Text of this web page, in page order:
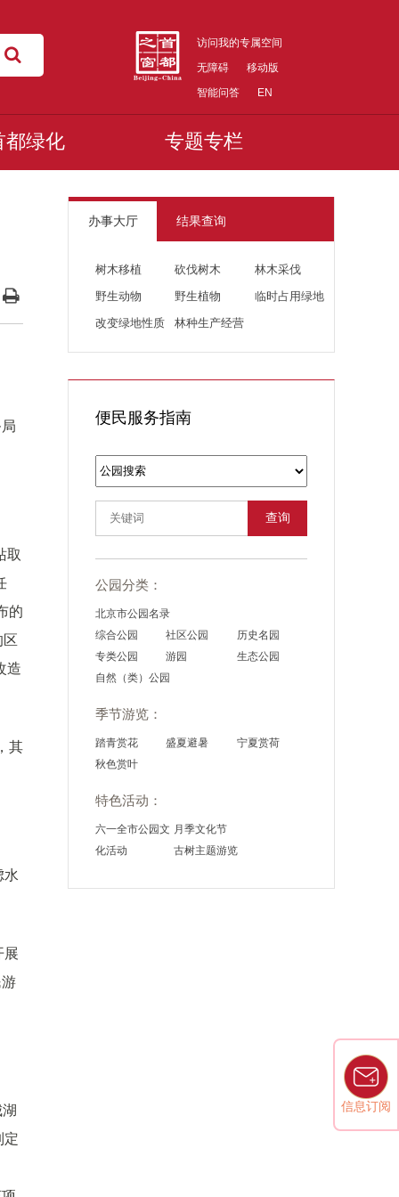
信息订阅
访问我的专属空间
无障碍
移动版
智能问答
EN
都绿化 专题专栏
取
的
区
造
其
水
展
定
办事大厅 结果查询
树木移植 砍伐树木
林木采伐
野生动物
野生植物
临时占用绿地
改变绿地性质
林种生产经营
便民服务指南
查询
公园分类：
北京市公园名录
综合公园
社区公园
历史名园
专类公园
游园
生态公园
自然（类）公园
季节游览：
踏青赏花 盛夏避暑
宁夏赏荷
秋色赏叶
特色活动：
六一全市公园文
化活动
月季文化节
古树主题游览